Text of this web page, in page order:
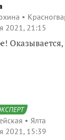
2021, 21:15
Оказывается,
Ялта
2021, 15:39